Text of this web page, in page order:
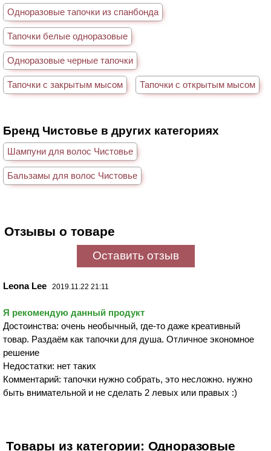
Одноразовые тапочки из спанбонда
Тапочки белые одноразовые
Одноразовые черные тапочки
Тапочки с закрытым мысом Тапочки с открытым мысом
Бренд Чистовье в других категориях
Шампуни для волос Чистовье
Бальзамы для волос Чистовье
Отзывы о товаре
Оставить отзыв
Leona Lee 2019.11.22 21:11
Я рекомендую данный продукт
Достоинства: очень необычный, где-то даже креативный
товар. Раздаём как тапочки для душа. Отличное экономное
решение
Недостатки: нет таких
Комментарий: тапочки нужно собрать, это несложно. нужно
быть внимательной и не сделать 2 левых или правых :)
Товары из категории: Одноразовые